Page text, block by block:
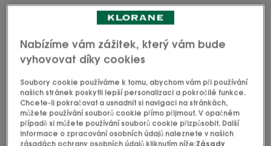
lokalizovaným úbytkemvlasů na úrovni spánků nebo
temene hlavy u mužů a hlavně podél centrální osy
lebky u žen. Nedá se zvrátit a u mužů může vést k
plešatosti, tj. k úplné nebo částečné absenci vlasů.
Co způsobuje vypadávání
vlasů?
Nabízíme vám zážitek, který vám bude
vyhovovat díky cookies
Soubory cookie používáme k tomu, abychom vám při používání
našich stránek poskytli lepší personalizaci a pokročilé funkce.
Chcete-li pokračovat a usnadnit si navigaci na stránkách,
můžete používání souborů cookie přímo přijmout. V opačném
případě si můžete používání souborů cookie přizpůsobit. Další
informace o zpracování osobních údajů naleznete v našich
zásadách ochrany osobních údajů kliknutím níže:Zásady